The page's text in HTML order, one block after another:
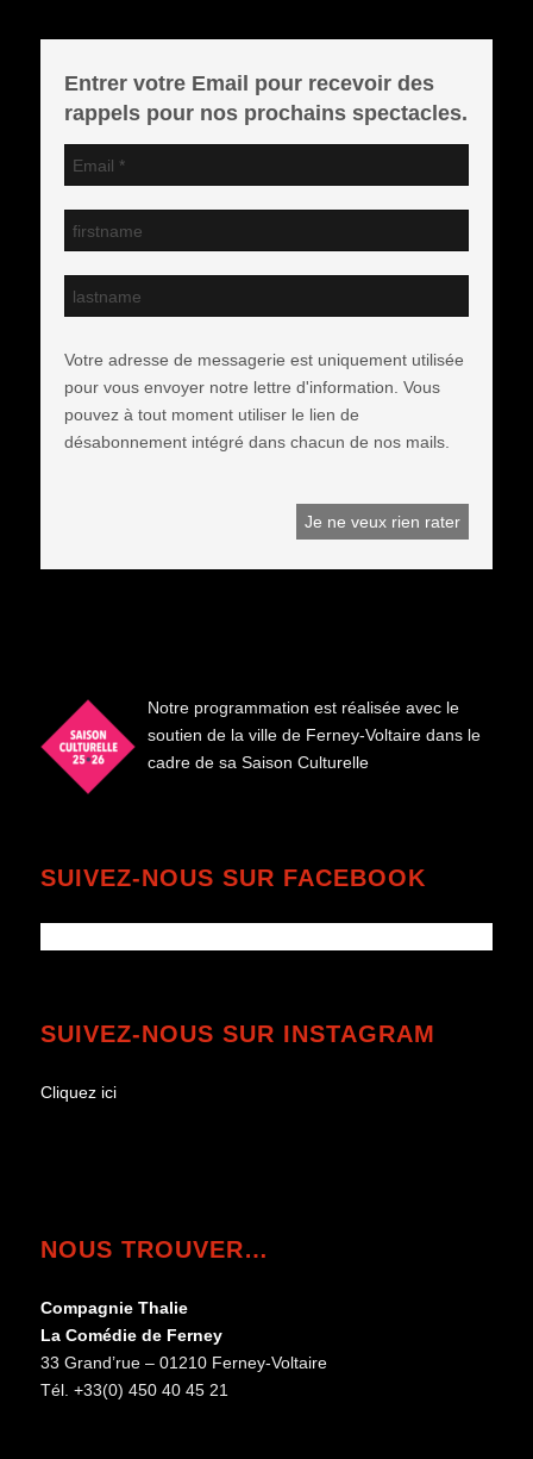
Entrer votre Email pour recevoir des
rappels pour nos prochains spectacles.
Votre adresse de messagerie est uniquement utilisée
pour vous envoyer notre lettre d'information. Vous
pouvez à tout moment utiliser le lien de
désabonnement intégré dans chacun de nos mails.
Notre programmation est réalisée avec le
soutien de la ville de Ferney-Voltaire dans le
cadre de sa Saison Culturelle
SUIVEZ-NOUS SUR FACEBOOK
SUIVEZ-NOUS SUR INSTAGRAM
Cliquez ici
NOUS TROUVER…
Compagnie Thalie
La Comédie de Ferney
33 Grand’rue – 01210 Ferney-Voltaire
Tél. +33(0) 450 40 45 21